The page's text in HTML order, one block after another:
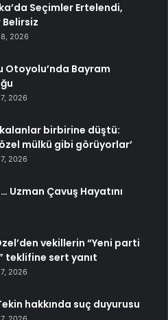
Seçimler Ertelendi,
2026
Otoyolu’nda Bayram
2026
kalanlar birbirine düştü:
mülkü gibi görüyorlar’
2026
Uzman Çavuş Hayatını
vekillerin “Yeni parti
teklifine sert yanıt
2026
hakkında suç duyurusu